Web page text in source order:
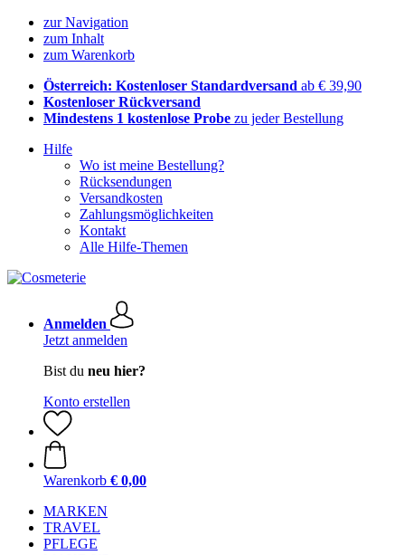
zur Navigation
zum Inhalt
zum Warenkorb
Österreich: Kostenloser Standardversand ab € 39,90
Kostenloser Rückversand
Mindestens 1 kostenlose Probe zu jeder Bestellung
Hilfe
Wo ist meine Bestellung?
Rücksendungen
Versandkosten
Zahlungsmöglichkeiten
Kontakt
Alle Hilfe-Themen
Anmelden
Jetzt anmelden
Bist du neu hier?
Konto erstellen
Warenkorb € 0,00
MARKEN
TRAVEL
PFLEGE